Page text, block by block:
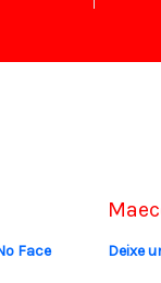
Face Deixe